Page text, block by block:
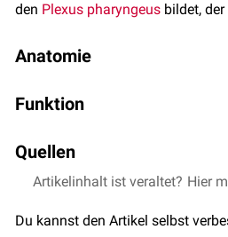
den Plexus pharyngeus bildet, der
Anatomie
demRamus pharyngeus nervi
medius.
Funktion
vorwiegend den kaudalen
Speziell-viszerosensible
zusammen mit dem Ramus
Quellen
Trepel, Martin (2021):
Artikelinhalt ist veraltet? Hier
Du kannst den Artikel selbst